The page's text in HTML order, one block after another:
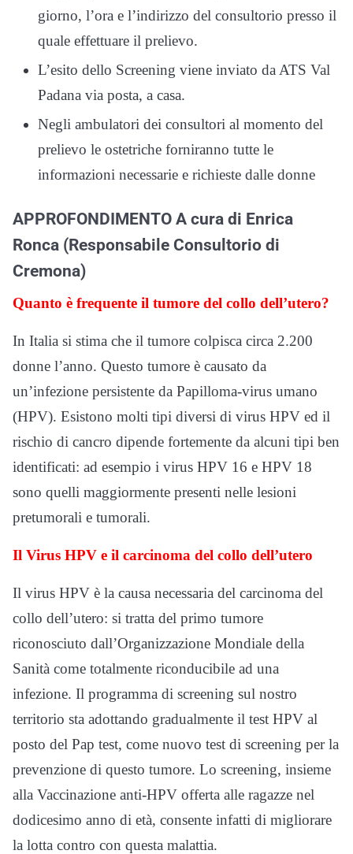
giorno, l’ora e l’indirizzo del consultorio presso il
quale effettuare il prelievo.
L’esito dello Screening viene inviato da ATS Val
Padana via posta, a casa.
Negli ambulatori dei consultori al momento del
prelievo le ostetriche forniranno tutte le
informazioni necessarie e richieste dalle donne
APPROFONDIMENTO A cura di Enrica
Ronca (Responsabile Consultorio di
Cremona)
Quanto è frequente il tumore del collo dell’utero?
In Italia si stima che il tumore colpisca circa 2.200
donne l’anno. Questo tumore è causato da
un’infezione persistente da Papilloma-virus umano
(HPV). Esistono molti tipi diversi di virus HPV ed il
rischio di cancro dipende fortemente da alcuni tipi ben
identificati: ad esempio i virus HPV 16 e HPV 18
sono quelli maggiormente presenti nelle lesioni
pretumorali e tumorali.
Il Virus HPV e il carcinoma del collo dell’utero
Il virus HPV è la causa necessaria del carcinoma del
collo dell’utero: si tratta del primo tumore
riconosciuto dall’Organizzazione Mondiale della
Sanità come totalmente riconducibile ad una
infezione. Il programma di screening sul nostro
territorio sta adottando gradualmente il test HPV al
posto del Pap test, come nuovo test di screening per la
prevenzione di questo tumore. Lo screening, insieme
alla Vaccinazione anti-HPV offerta alle ragazze nel
dodicesimo anno di età, consente infatti di migliorare
la lotta contro con questa malattia.